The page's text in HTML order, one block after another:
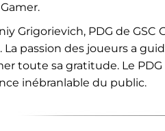
Grigorievich, PDG de
La passion des joueurs a
toute sa gratitude. Le
inébranlable du public.